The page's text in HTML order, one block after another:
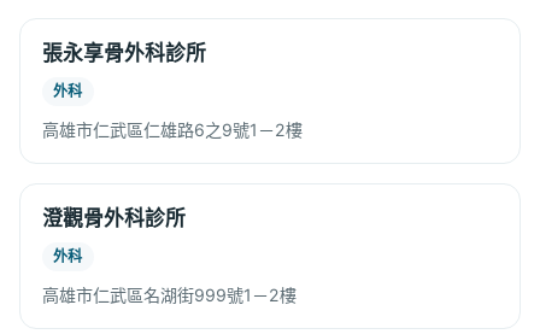
張永享骨外科診所
外科
高雄市仁武區仁雄路6之9號1－2樓
澄觀骨外科診所
外科
高雄市仁武區名湖街999號1－2樓